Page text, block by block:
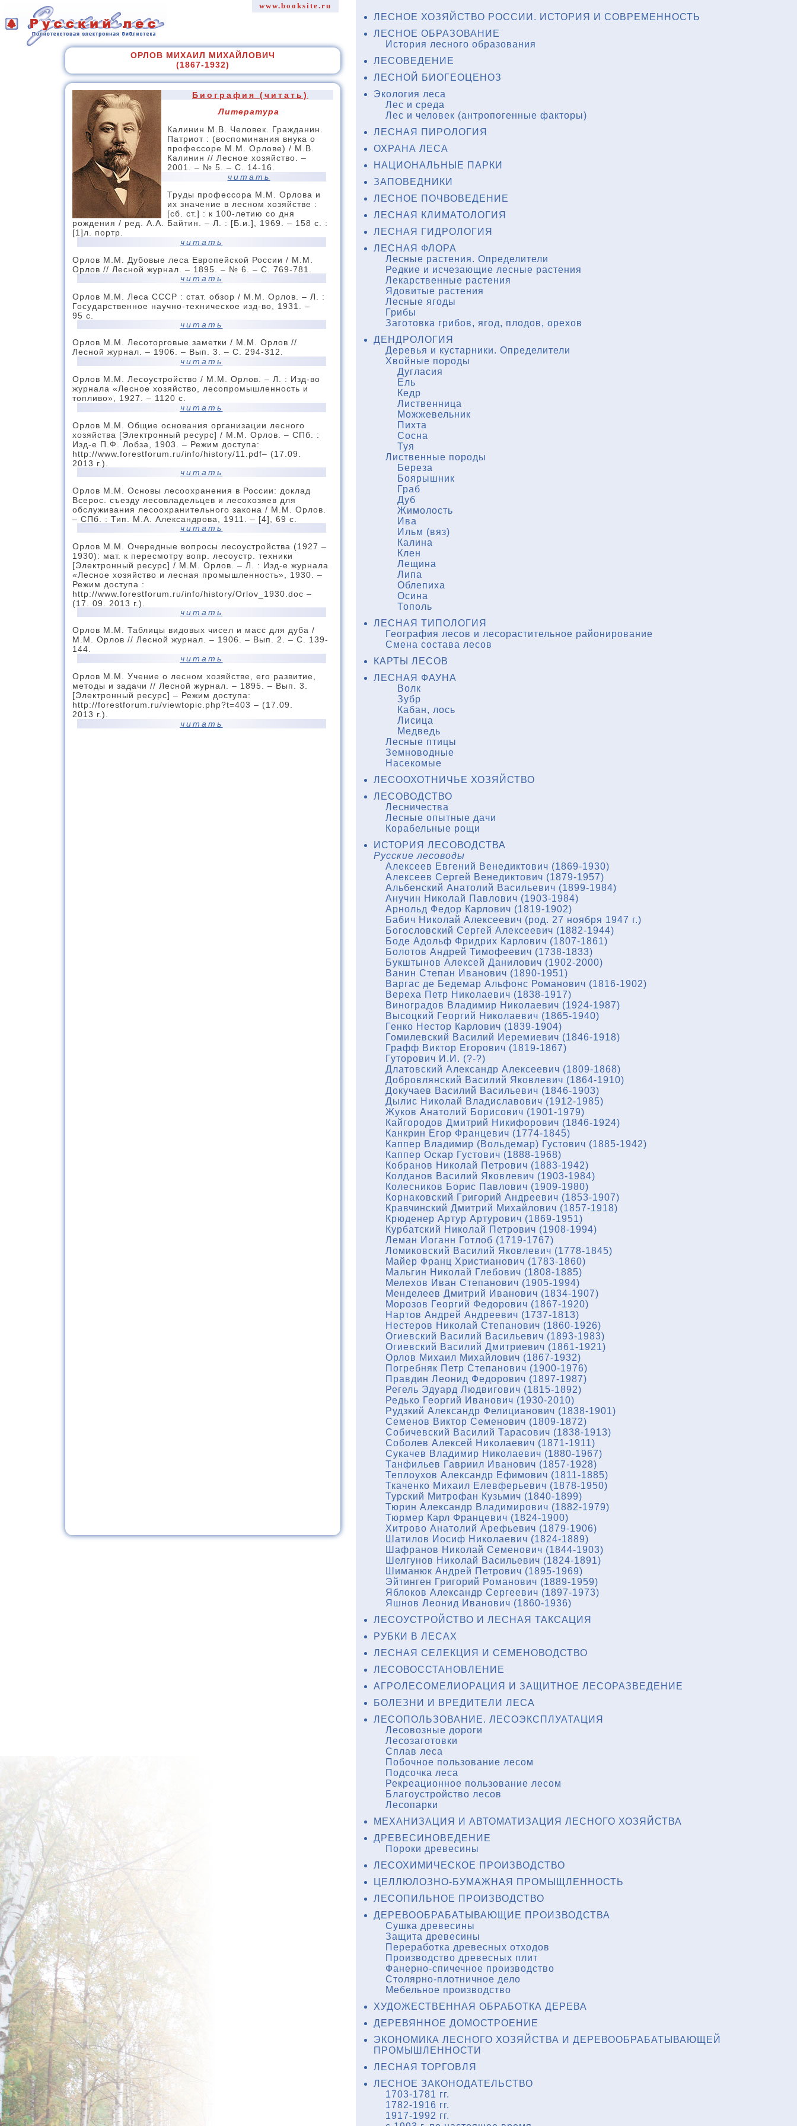
www.booksite.ru
ОРЛОВ МИХАИЛ МИХАЙЛОВИЧ
(1867-1932)
Биография (читать)
Литература
Калинин М.В. Человек. Гражданин.
Патриот : (воспоминания внука о
профессоре М.М. Орлове) / М.В.
Калинин // Лесное хозяйство. –
2001. – № 5. – С. 14-16.
читать
Труды профессора М.М. Орлова и
их значение в лесном хозяйстве :
[сб. ст.] : к 100-летию со дня
рождения / ред. А.А. Байтин. – Л. : [Б.и.], 1969. – 158 с. :
[1]л. портр.
читать
Орлов М.М. Дубовые леса Европейской России / М.М.
Орлов // Лесной журнал. – 1895. – № 6. – С. 769-781.
читать
Орлов М.М. Леса СССР : стат. обзор / М.М. Орлов. – Л. :
Государственное научно-техническое изд-во, 1931. –
95 с.
читать
Орлов М.М. Лесоторговые заметки / М.М. Орлов //
Лесной журнал. – 1906. – Вып. 3. – С. 294-312.
читать
Орлов М.М. Лесоустройство / М.М. Орлов. – Л. : Изд-во
журнала «Лесное хозяйство, лесопромышленность и
топливо», 1927. – 1120 с.
читать
Орлов М.М. Общие основания организации лесного
хозяйства [Электронный ресурс] / М.М. Орлов. – СПб. :
Изд-е П.Ф. Лобза, 1903. – Режим доступа:
http://www.forestforum.ru/info/history/11.pdf– (17.09.
2013 г.).
читать
Орлов М.М. Основы лесоохранения в России: доклад
Всерос. съезду лесовладельцев и лесохозяев для
обслуживания лесоохранительного закона / М.М. Орлов.
– СПб. : Тип. М.А. Александрова, 1911. – [4], 69 с.
читать
Орлов М.М. Очередные вопросы лесоустройства (1927 –
1930): мат. к пересмотру вопр. лесоустр. техники
[Электронный ресурс] / М.М. Орлов. – Л. : Изд-е журнала
«Лесное хозяйство и лесная промышленность», 1930. –
Режим доступа :
http://www.forestforum.ru/info/history/Orlov_1930.doc –
(17. 09. 2013 г.).
читать
Орлов М.М. Таблицы видовых чисел и масс для дуба /
М.М. Орлов // Лесной журнал. – 1906. – Вып. 2. – С. 139-
144.
читать
Орлов М.М. Учение о лесном хозяйстве, его развитие,
методы и задачи // Лесной журнал. – 1895. – Вып. 3.
[Электронный ресурс] – Режим доступа:
http://forestforum.ru/viewtopic.php?t=403 – (17.09.
2013 г.).
читать
ЛЕСНОЕ ХОЗЯЙСТВО РОССИИ. ИСТОРИЯ И СОВРЕМЕННОСТЬ
ЛЕСНОЕ ОБРАЗОВАНИЕ
История лесного образования
ЛЕСОВЕДЕНИЕ
ЛЕСНОЙ БИОГЕОЦЕНОЗ
Экология леса
Лес и среда
Лес и человек (антропогенные факторы)
ЛЕСНАЯ ПИРОЛОГИЯ
ОХРАНА ЛЕСА
НАЦИОНАЛЬНЫЕ ПАРКИ
ЗАПОВЕДНИКИ
ЛЕСНОЕ ПОЧВОВЕДЕНИЕ
ЛЕСНАЯ КЛИМАТОЛОГИЯ
ЛЕСНАЯ ГИДРОЛОГИЯ
ЛЕСНАЯ ФЛОРА
Лесные растения. Определители
Редкие и исчезающие лесные растения
Лекарственные растения
Ядовитые растения
Лесные ягоды
Грибы
Заготовка грибов, ягод, плодов, орехов
ДЕНДРОЛОГИЯ
Деревья и кустарники. Определители
Хвойные породы
Дугласия
Ель
Кедр
Лиственница
Можжевельник
Пихта
Сосна
Туя
Лиственные породы
Береза
Боярышник
Граб
Дуб
Жимолость
Ива
Ильм (вяз)
Калина
Клен
Лещина
Липа
Облепиха
Осина
Тополь
ЛЕСНАЯ ТИПОЛОГИЯ
География лесов и лесорастительное районирование
Смена состава лесов
КАРТЫ ЛЕСОВ
ЛЕСНАЯ ФАУНА
Волк
Зубр
Кабан, лось
Лисица
Медведь
Лесные птицы
Земноводные
Насекомые
ЛЕСООХОТНИЧЬЕ ХОЗЯЙСТВО
ЛЕСОВОДСТВО
Лесничества
Лесные опытные дачи
Корабельные рощи
ИСТОРИЯ ЛЕСОВОДСТВА
Русские лесоводы
Алексеев Евгений Венедиктович (1869-1930)
Алексеев Сергей Венедиктович (1879-1957)
Альбенский Анатолий Васильевич (1899-1984)
Анучин Николай Павлович (1903-1984)
Арнольд Федор Карлович (1819-1902)
Бабич Николай Алексеевич (род. 27 ноября 1947 г.)
Богословский Сергей Алексеевич (1882-1944)
Боде Адольф Фридрих Карлович (1807-1861)
Болотов Андрей Тимофеевич (1738-1833)
Букштынов Алексей Данилович (1902-2000)
Ванин Степан Иванович (1890-1951)
Варгас де Бедемар Альфонс Романович (1816-1902)
Вереха Петр Николаевич (1838-1917)
Виноградов Владимир Николаевич (1924-1987)
Высоцкий Георгий Николаевич (1865-1940)
Генко Нестор Карлович (1839-1904)
Гомилевский Василий Иеремиевич (1846-1918)
Графф Виктор Егорович (1819-1867)
Гуторович И.И. (?-?)
Длатовский Александр Алексеевич (1809-1868)
Добровлянский Василий Яковлевич (1864-1910)
Докучаев Василий Васильевич (1846-1903)
Дылис Николай Владиславович (1912-1985)
Жуков Анатолий Борисович (1901-1979)
Кайгородов Дмитрий Никифорович (1846-1924)
Канкрин Егор Францевич (1774-1845)
Каппер Владимир (Вольдемар) Густович (1885-1942)
Каппер Оскар Густович (1888-1968)
Кобранов Николай Петрович (1883-1942)
Колданов Василий Яковлевич (1903-1984)
Колесников Борис Павлович (1909-1980)
Корнаковский Григорий Андреевич (1853-1907)
Кравчинский Дмитрий Михайлович (1857-1918)
Крюденер Артур Артурович (1869-1951)
Курбатский Николай Петрович (1908-1994)
Леман Иоганн Готлоб (1719-1767)
Ломиковский Василий Яковлевич (1778-1845)
Майер Франц Христианович (1783-1860)
Мальгин Николай Глебович (1808-1885)
Мелехов Иван Степанович (1905-1994)
Менделеев Дмитрий Иванович (1834-1907)
Морозов Георгий Федорович (1867-1920)
Нартов Андрей Андреевич (1737-1813)
Нестеров Николай Степанович (1860-1926)
Огиевский Василий Васильевич (1893-1983)
Огиевский Василий Дмитриевич (1861-1921)
Орлов Михаил Михайлович (1867-1932)
Погребняк Петр Степанович (1900-1976)
Правдин Леонид Федорович (1897-1987)
Регель Эдуард Людвигович (1815-1892)
Редько Георгий Иванович (1930-2010)
Рудзкий Александр Фелицианович (1838-1901)
Семенов Виктор Семенович (1809-1872)
Собичевский Василий Тарасович (1838-1913)
Соболев Алексей Николаевич (1871-1911)
Сукачев Владимир Николаевич (1880-1967)
Танфильев Гавриил Иванович (1857-1928)
Теплоухов Александр Ефимович (1811-1885)
Ткаченко Михаил Елевферьевич (1878-1950)
Турский Митрофан Кузьмич (1840-1899)
Тюрин Александр Владимирович (1882-1979)
Тюрмер Карл Францевич (1824-1900)
Хитрово Анатолий Арефьевич (1879-1906)
Шатилов Иосиф Николаевич (1824-1889)
Шафранов Николай Семенович (1844-1903)
Шелгунов Николай Васильевич (1824-1891)
Шиманюк Андрей Петрович (1895-1969)
Эйтинген Григорий Романович (1889-1959)
Яблоков Александр Сергеевич (1897-1973)
Яшнов Леонид Иванович (1860-1936)
ЛЕСОУСТРОЙСТВО И ЛЕСНАЯ ТАКСАЦИЯ
РУБКИ В ЛЕСАХ
ЛЕСНАЯ СЕЛЕКЦИЯ И СЕМЕНОВОДСТВО
ЛЕСОВОССТАНОВЛЕНИЕ
АГРОЛЕСОМЕЛИОРАЦИЯ И ЗАЩИТНОЕ ЛЕСОРАЗВЕДЕНИЕ
БОЛЕЗНИ И ВРЕДИТЕЛИ ЛЕСА
ЛЕСОПОЛЬЗОВАНИЕ. ЛЕСОЭКСПЛУАТАЦИЯ
Лесовозные дороги
Лесозаготовки
Сплав леса
Побочное пользование лесом
Подсочка леса
Рекреационное пользование лесом
Благоустройство лесов
Лесопарки
МЕХАНИЗАЦИЯ И АВТОМАТИЗАЦИЯ ЛЕСНОГО ХОЗЯЙСТВА
ДРЕВЕСИНОВЕДЕНИЕ
Пороки древесины
ЛЕСОХИМИЧЕСКОЕ ПРОИЗВОДСТВО
ЦЕЛЛЮЛОЗНО-БУМАЖНАЯ ПРОМЫЩЛЕННОСТЬ
ЛЕСОПИЛЬНОЕ ПРОИЗВОДСТВО
ДЕРЕВООБРАБАТЫВАЮЩИЕ ПРОИЗВОДСТВА
Сушка древесины
Защита древесины
Переработка древесных отходов
Производство древесных плит
Фанерно-спичечное производство
Столярно-плотничное дело
Мебельное производство
ХУДОЖЕСТВЕННАЯ ОБРАБОТКА ДЕРЕВА
ДЕРЕВЯННОЕ ДОМОСТРОЕНИЕ
ЭКОНОМИКА ЛЕСНОГО ХОЗЯЙСТВА И ДЕРЕВООБРАБАТЫВАЮЩЕЙ
ПРОМЫШЛЕННОСТИ
ЛЕСНАЯ ТОРГОВЛЯ
ЛЕСНОЕ ЗАКОНОДАТЕЛЬСТВО
1703-1781 гг.
1782-1916 гг.
1917-1992 гг.